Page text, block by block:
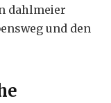
dahlmeier
und den